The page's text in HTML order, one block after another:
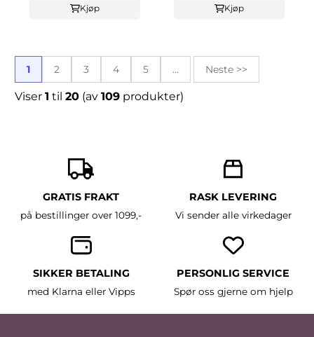
Kjøp Kjøp
1 2 3 4 5 ... Neste >>
Viser 1 til 20 (av 109 produkter)
GRATIS FRAKT
på bestillinger over 1099,-
RASK LEVERING
Vi sender alle virkedager
SIKKER BETALING
med Klarna eller Vipps
PERSONLIG SERVICE
Spør oss gjerne om hjelp